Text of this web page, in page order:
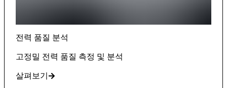
전력 품질 분석
고정밀 전력 품질 측정 및 분석
살펴보기